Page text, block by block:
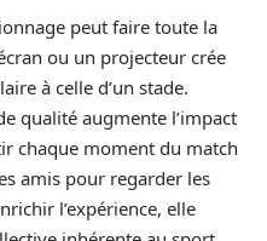
peut faire toute la
ou un projecteur crée
à celle d’un stade.
qualité augmente l’impact
chaque moment du match
amis pour regarder les
l’expérience, elle